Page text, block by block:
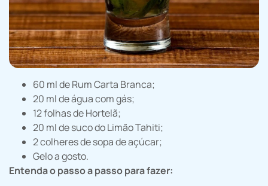
60 ml de Rum Carta Branca;
20 ml de água com gás;
12 folhas de Hortelã;
20 ml de suco do Limão Tahiti;
2 colheres de sopa de açúcar;
Gelo a gosto.
Entenda o passo a passo para fazer: